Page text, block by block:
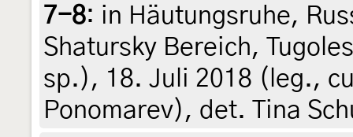
7-8: in Häutungsruhe,
Shatursky Bereich,
sp.), 18. Juli 2018 (leg.,
Ponomarev), det. Tina